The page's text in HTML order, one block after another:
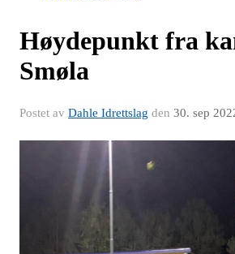
Høydepunkt fra
Smøla
Postet av Dahle Idrettslag den 30. sep